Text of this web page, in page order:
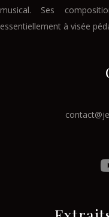
musical. Ses
essentiellement à visée